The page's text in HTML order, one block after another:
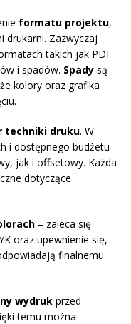
formatu projektu,
drukarni. Zazwyczaj
takich jak PDF
i spadów. Spady są
kolory oraz grafika
techniki druku. W
i dostępnego budżetu
jak i offsetowy. Każda
dotyczące
– zaleca się
oraz upewnienie się,
finalnemu
wydruk przed
temu można